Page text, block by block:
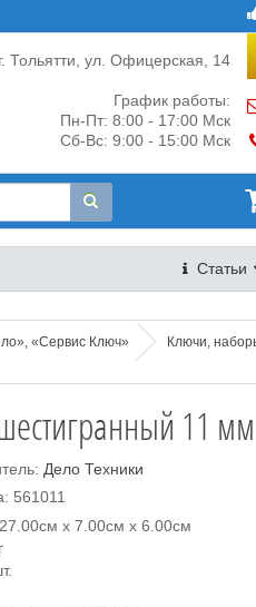
г. Тольятти, ул. Офицерская, 14
График работы:
Пн-Пт: 8:00 - 17:00 Мск
Сб-Вс: 9:00 - 15:00 Мск
Статьи
«Сервис Ключ»
Ключи,
11 мм
Дело Техники
561011
x 7.00см x 6.00см